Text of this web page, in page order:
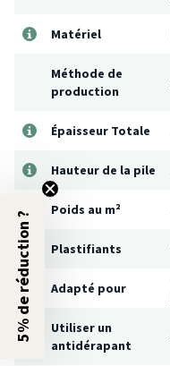
Matériel
Méthode de
production
Épaisseur Totale
Hauteur de la pile
Poids au m²
Plastifiants
Adapté pour
Utiliser un
antidérapant
5% de réduction ?